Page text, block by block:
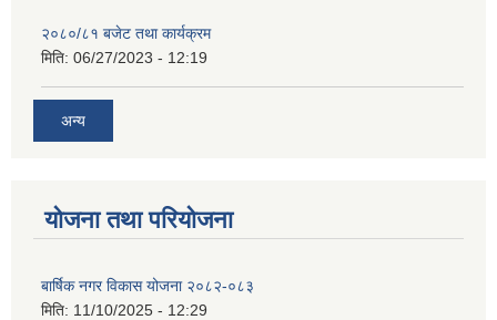
२०८०/८१ बजेट तथा कार्यक्रम
मिति: 06/27/2023 - 12:19
अन्य
योजना तथा परियोजना
बार्षिक नगर विकास योजना २०८२-०८३
मिति: 11/10/2025 - 12:29